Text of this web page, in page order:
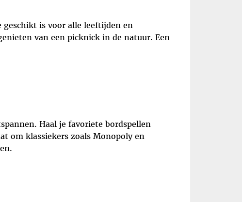
is voor alle leeftijden en
van een picknick in de natuur. Een
Haal je favoriete bordspellen
om klassiekers zoals Monopoly en